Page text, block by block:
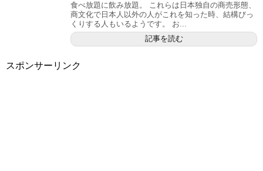
食べ放題に飲み放題。 これらは日本独自の商売形態、
商文化で日本人以外の人がこれを知った時、結構びっ
くりする人もいるようです。 お...
記事を読む
スポンサーリンク